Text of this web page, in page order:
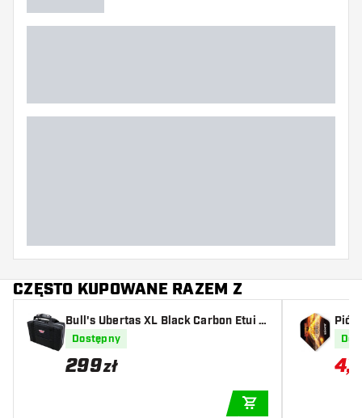
Dodatkowe kolory
CZĘSTO KUPOWANE RAZEM Z
Bull's Ubertas XL Black Carbon Etui n
a lotki
Dostępny
299zł 4,12